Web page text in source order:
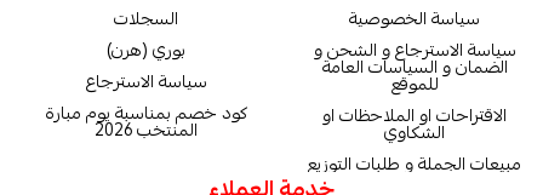
سياسة الخصوصية
سياسة الاسترجاع و الشحن و
الضمان و السياسات العامة
للموقع
الاقتراحات او الملاحظات او
الشكاوي
مبيعات الجملة و طلبات التوزيع
السجلات
بوري (هرن)
سياسة الاسترجاع
كود خصم بمناسبة يوم مبارة
المنتخب 2026